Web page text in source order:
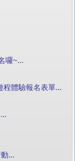
囉~...
程體驗報名表單...
...